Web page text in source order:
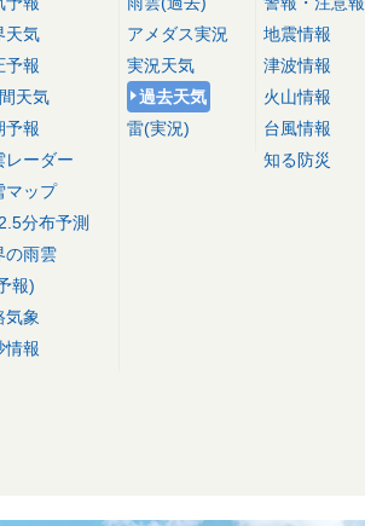
天気
予報
天気
予報
レーダー
マップ
分布予測
の雨雲
報)
気象
情報
アメダス実況
実況天気
過去天気
雷(実況)
地震情報
津波情報
火山情報
台風情報
知る防災